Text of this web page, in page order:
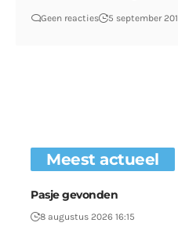
Geen reacties 5 september
Meest actueel
Pasje gevonden
8 augustus 2026 16:15